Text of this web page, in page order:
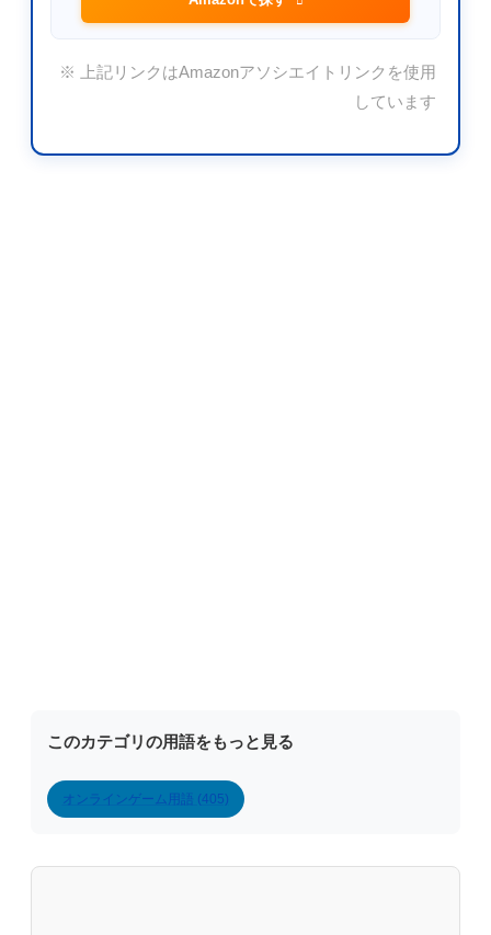
※ 上記リンクはAmazonアソシエイトリンクを使用
しています
このカテゴリの用語をもっと見る
オンラインゲーム用語 (405)